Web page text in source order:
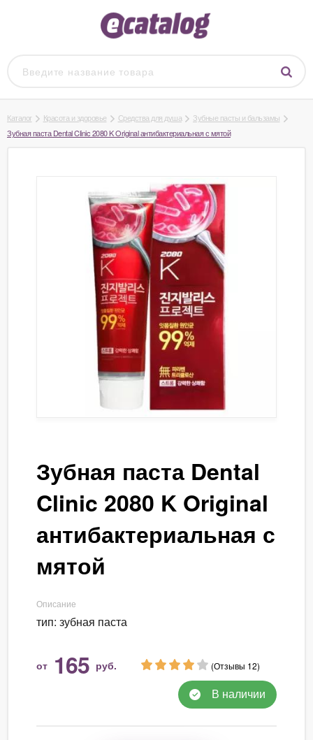
Каталог Красота и здоровье Средства для душа
Зубные пасты и бальзамы
Зубная паста Dental Clinic 2080 K Original антибактериальная с мятой
Зубная паста Dental
Clinic 2080 K Original
антибактериальная с
мятой
Описание
тип: зубная паста
от 165 руб. (Отзывы 12)
В наличии